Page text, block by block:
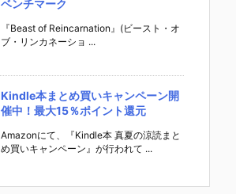
ベンチマーク
『Beast of Reincarnation』(ビースト・オ
ブ・リンカネーショ ...
Kindle本まとめ買いキャンペーン開
催中！最大15％ポイント還元
Amazonにて、『Kindle本 真夏の涼読まと
め買いキャンペーン』が行われて ...